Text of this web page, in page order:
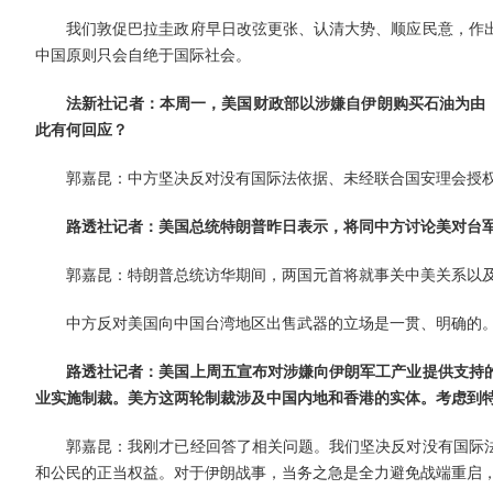
我们敦促巴拉圭政府早日改弦更张、认清大势、顺应民意，
中国原则只会自绝于国际社会。
法新社记者：本周一，美国财政部以涉嫌自伊朗购买石油为
此有何回应？
郭嘉昆：中方坚决反对没有国际法依据、未经联合国安理会
路透社记者：美国总统特朗普昨日表示，将同中方讨论美对
郭嘉昆：特朗普总统访华期间，两国元首将就事关中美关系以
中方反对美国向中国台湾地区出售武器的立场是一贯、明确
路透社记者：美国上周五宣布对涉嫌向伊朗军工产业提供支
业实施制裁。美方这两轮制裁涉及中国内地和香港的实体。考虑
郭嘉昆：我刚才已经回答了相关问题。我们坚决反对没有国
和公民的正当权益。对于伊朗战事，当务之急是全力避免战端重启